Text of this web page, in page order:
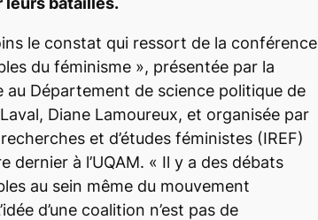
le constat qui ressort de la conférence
du féminisme », présentée par la
au Département de science politique de
Diane Lamoureux, et organisée par
et d’études féministes (IREF)
dernier à l’UQAM. « Il y a des débats
au sein même du mouvement
d’une coalition n’est pas de